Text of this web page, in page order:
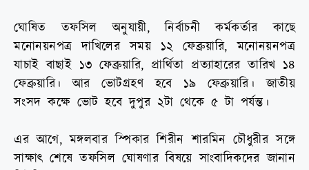
ঘোষিত তফসিল অনুযায়ী, নির্বাচনী কর্মকর্তার কাছে
মনোনয়নপত্র দাখিলের সময় ১২ ফেব্রুয়ারি, মনোনয়নপত্র
যাচাই বাছাই ১৩ ফেব্রুয়ারি, প্রার্থিতা প্রত্যাহারের তারিখ ১৪
ফেব্রুয়ারি। আর ভোটগ্রহণ হবে ১৯ ফেব্রুয়ারি। জাতীয়
সংসদ কক্ষে ভোট হবে দুপুর ২টা থেকে ৫ টা পর্যন্ত।
এর আগে, মঙ্গলবার স্পিকার শিরীন শারমিন চৌধুরীর সঙ্গে
সাক্ষাৎ শেষে তফসিল ঘোষণার বিষয়ে সাংবাদিকদের জানান